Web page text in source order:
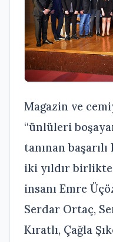
Magazin ve
“ünlüleri
tanınan
iki yıldır
insanı Emre
Serdar Ortaç,
Kıratlı, Çağla